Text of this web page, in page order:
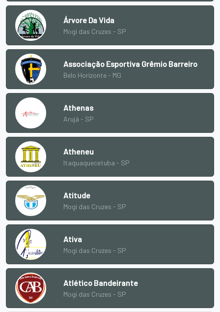
Árvore Da Vida
Mogi das Cruzes - SP
Associação Esportiva Grêmio Barreiro
Belo Horizonte - MG
Athenas
Arujá - SP
Atheneu
Itaquaquecetuba - SP
Atitude
Mogi das Cruzes - SP
Ativa
Mogi das Cruzes - SP
Atlético Bandeirante
Mogi das Cruzes - SP